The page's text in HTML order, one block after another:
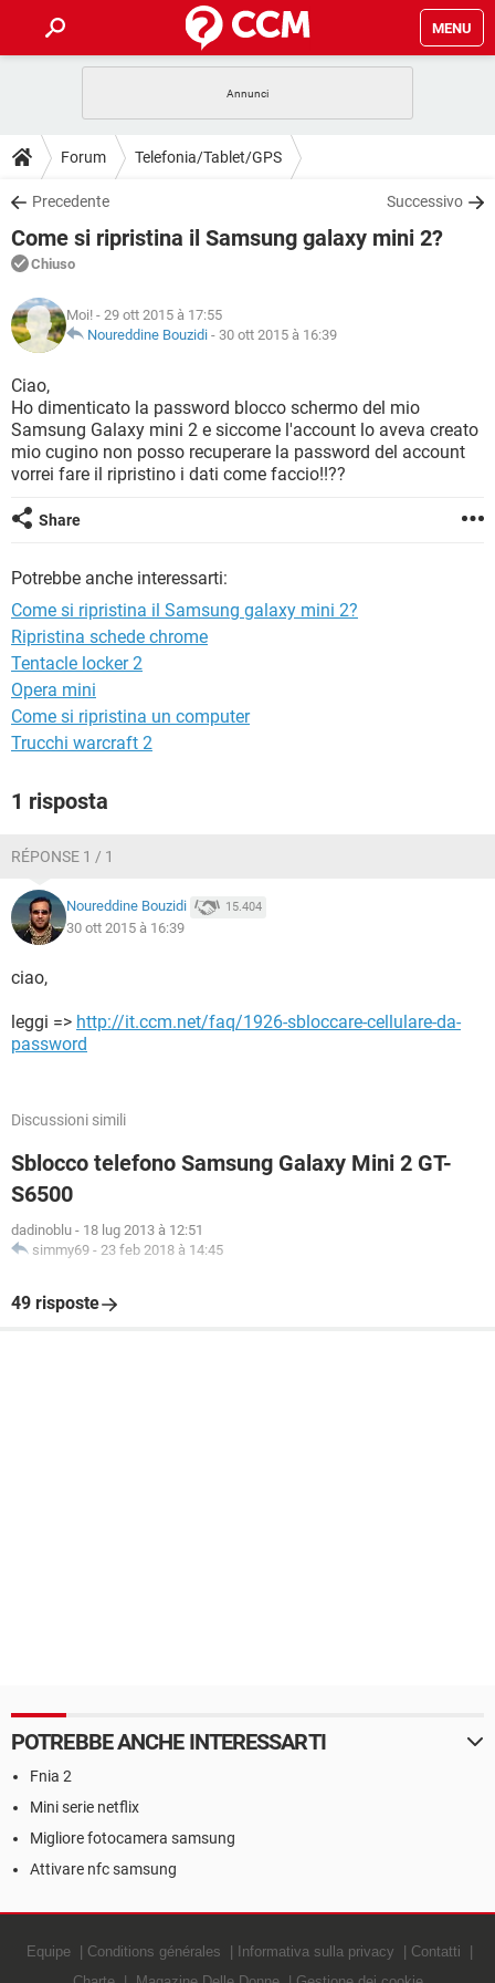
MENU
INTRATTENIMENTO ANDROID
iOS
INSTAGRAM WHATSAPP
TIKTOK
HARDWARE
GUIDE
COVID-19 GAMING
iOS
INSTAGRAM
TIKTOK FACEBOOK
DOWNLOAD
COVID-19 GAMING
INTRATTENIMENTO
iOS
INSTAGRAM
TIKTOK
HARDWARE
FORUM
COVID-19
INTRATTENIMENTO ANDROID
INSTAGRAM WHATSAPP
TIKTOK FACEBOOK
HARDWARE
GLOSSARIO
COVID-19
INTRATTENIMENTO
iOS WINDOWS 10
INSTAGRAM WHATSAPP
Forum Telefonia/Tablet/GPS
Precedente Successivo
Come si ripristina il Samsung galaxy mini 2?
Chiuso
Moi! - 29 ott 2015 à 17:55
Noureddine Bouzidi - 30 ott 2015 à 16:39
Ciao,
Ho dimenticato la password blocco schermo del mio
Samsung Galaxy mini 2 e siccome l'account lo aveva creato
mio cugino non posso recuperare la password del account
vorrei fare il ripristino i dati come faccio!!??
Share
Potrebbe anche interessarti:
Come si ripristina il Samsung galaxy mini 2?
Ripristina schede chrome
Tentacle locker 2
Opera mini
Come si ripristina un computer
Trucchi warcraft 2
1 risposta
RÉPONSE 1 / 1
Noureddine Bouzidi 15.404
30 ott 2015 à 16:39
ciao,
leggi => http://it.ccm.net/faq/1926-sbloccare-cellulare-da-
password
Discussioni simili
Sblocco telefono Samsung Galaxy Mini 2 GT-
S6500
dadinoblu - 18 lug 2013 à 12:51
simmy69 - 23 feb 2018 à 14:45
49 risposte
POTREBBE ANCHE INTERESSARTI
Fnia 2
Mini serie netflix
Migliore fotocamera samsung
Attivare nfc samsung
Equipe Conditions générales Informativa sulla privacy
Contatti